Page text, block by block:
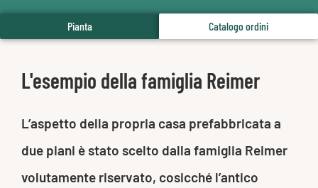
Pianta Catalogo ordini
L'esempio della famiglia Reimer
L’aspetto della propria casa prefabbricata a
due piani è stato scelto dalla famiglia Reimer
volutamente riservato, cosicché l’antico